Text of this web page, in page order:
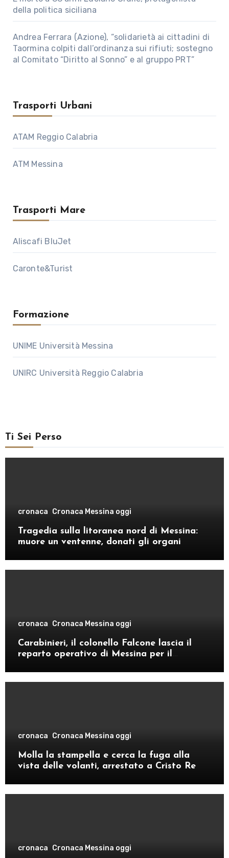
della politica siciliana
Andrea Ferrara (Azione), “solidarietà ai cittadini di
Taormina colpiti dall’ordinanza sui rifiuti; sostegno
al Comitato “Diritto al Sonno” e al gruppo PRT”
Trasporti Urbani
ATAM Reggio Calabria
ATM Messina
Trasporti Mare
Aliscafi BluJet
Caronte&Turist
Formazione
UNIME Università Messina
UNIRC Università Reggio Calabria
Ti Sei Perso
cronaca Cronaca Messina oggi
Tragedia sulla litoranea nord di Messina:
muore un ventenne, donati gli organi
cronaca Cronaca Messina oggi
Carabinieri, il colonello Falcone lascia il
reparto operativo di Messina per il
cronaca Cronaca Messina oggi
Molla la stampella e cerca la fuga alla
vista delle volanti, arrestato a Cristo Re
cronaca Cronaca Messina oggi